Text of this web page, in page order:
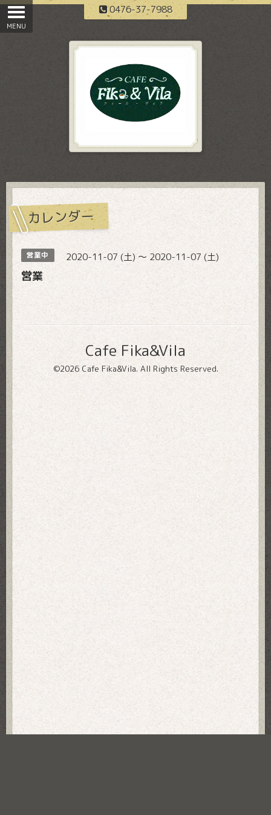
0476-37-7988
カレンダー
営業中 2020-11-07 (土) ～ 2020-11-07 (土)
営業
Cafe Fika&Vila
©2026 Cafe Fika&Vila. All Rights Reserved.